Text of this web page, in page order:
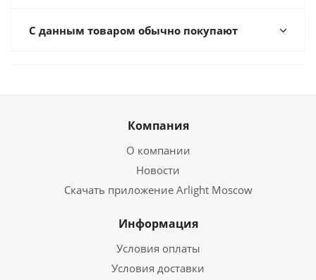
С данным товаром обычно покупают
Компания
О компании
Новости
Скачать приложение Arlight Moscow
Информация
Условия оплаты
Условия доставки